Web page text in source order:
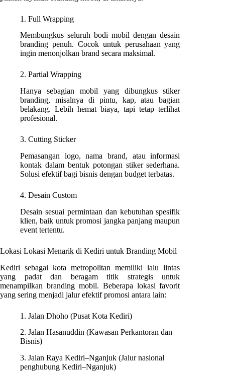
1. Full Wrapping
Membungkus seluruh bodi mobil dengan desain
branding penuh. Cocok untuk perusahaan yang
ingin menonjolkan brand secara maksimal.
2. Partial Wrapping
Hanya sebagian mobil yang dibungkus stiker
branding, misalnya di pintu, kap, atau bagian
belakang. Lebih hemat biaya, tapi tetap terlihat
profesional.
3. Cutting Sticker
Pemasangan logo, nama brand, atau informasi
kontak dalam bentuk potongan stiker sederhana.
Solusi efektif bagi bisnis dengan budget terbatas.
4. Desain Custom
Desain sesuai permintaan dan kebutuhan spesifik
klien, baik untuk promosi jangka panjang maupun
event tertentu.
Lokasi Lokasi Menarik di Kediri untuk Branding Mobil
Kediri sebagai kota metropolitan memiliki lalu lintas
yang padat dan beragam titik strategis untuk
menampilkan branding mobil. Beberapa lokasi favorit
yang sering menjadi jalur efektif promosi antara lain:
1. Jalan Dhoho (Pusat Kota Kediri)
2. Jalan Hasanuddin (Kawasan Perkantoran dan
Bisnis)
3. Jalan Raya Kediri–Nganjuk (Jalur nasional
penghubung Kediri–Nganjuk)